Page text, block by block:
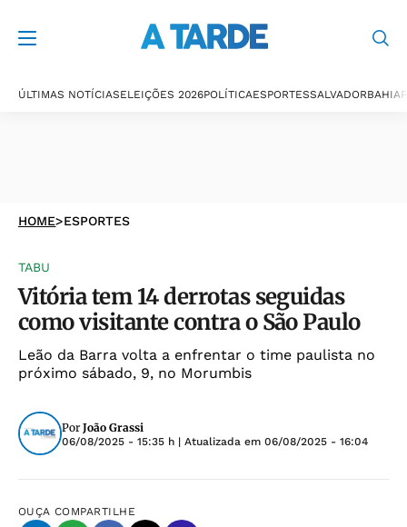
ÚLTIMAS NOTÍCIASELEIÇÕES 2026POLÍTICAESPORTESSALVADORBAHIA
HOME>ESPORTES
TABU
Vitória tem 14 derrotas seguidas
como visitante contra o São Paulo
Leão da Barra volta a enfrentar o time paulista no
próximo sábado, 9, no Morumbis
Por João Grassi
06/08/2025 - 15:35 h | Atualizada em 06/08/2025 - 16:04
OUÇA COMPARTILHE